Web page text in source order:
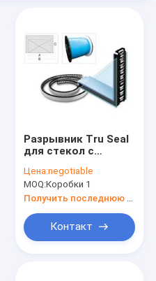
Разрывник Tru Seal
для стекол с
остеклением
Цена:negotiable
MOQ:Коробки 1
Контакт